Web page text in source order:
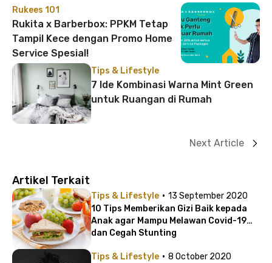
Rukees 101
Rukita x Barberbox: PPKM Tetap
Tampil Kece dengan Promo Home
Service Spesial!
Tips & Lifestyle
7 Ide Kombinasi Warna Mint Green
untuk Ruangan di Rumah
Next Article
Artikel Terkait
Tips & Lifestyle · 13 September 2020
10 Tips Memberikan Gizi Baik kepada
Anak agar Mampu Melawan Covid-19
dan Cegah Stunting
Tips & Lifestyle · 8 October 2020